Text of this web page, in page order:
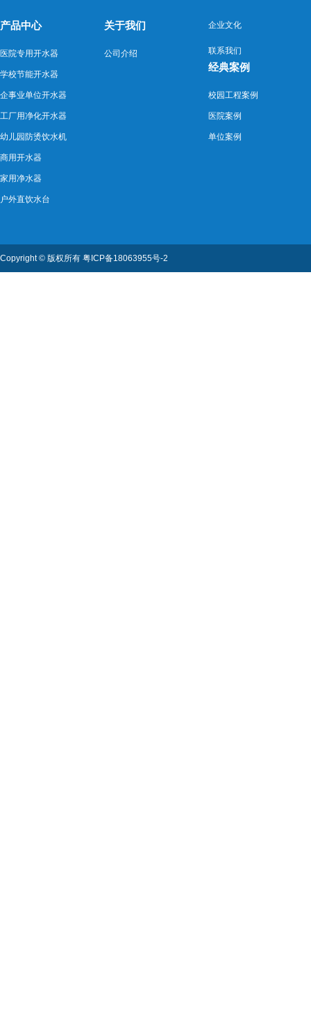
产品中心
医院专用开水器
学校节能开水器
企事业单位开水器
工厂用净化开水器
幼儿园防烫饮水机
商用开水器
家用净水器
户外直饮水台
关于我们
公司介绍
企业文化
联系我们
经典案例
校园工程案例
医院案例
单位案例
Copyright © 版权所有 粤ICP备18063955号-2